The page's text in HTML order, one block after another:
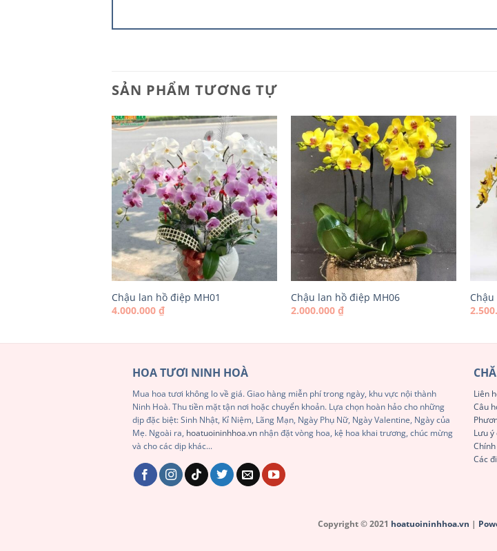
SẢN PHẨM TƯƠNG TỰ
Chậu lan hồ điệp MH01
4.000.000 ₫
Chậu lan hồ điệp MH06
2.000.000 ₫
HOA TƯƠI NINH HOÀ
Mua hoa tươi không lo về giá. Giao hàng miễn phí trong ngày, khu vực nội thành
Ninh Hoà. Thu tiền mặt tận nơi hoặc chuyển khoản. Lựa chọn hoàn hảo cho những
dịp đặc biệt: Sinh Nhật, Kỉ Niệm, Lãng Mạn, Ngày Phụ Nữ, Ngày Valentine, Ngày của
Mẹ. Ngoài ra, hoatuoininhhoa.vn nhận đặt vòng hoa, kệ hoa khai trương, chúc mừng
và cho các dịp khác...
Liên
Câu
Lưu ý
Các
Copyright © 2021 hoatuoininhhoa.vn |